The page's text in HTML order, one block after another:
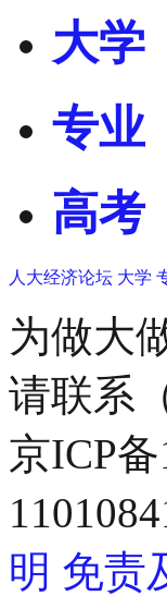
大学
专业
高考
人大经济论坛 大学
为做大
请联系
京ICP
明 免责